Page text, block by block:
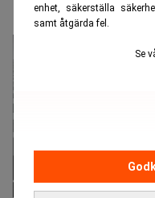
enhet, säkerställa
samt åtgärda fel.
Se